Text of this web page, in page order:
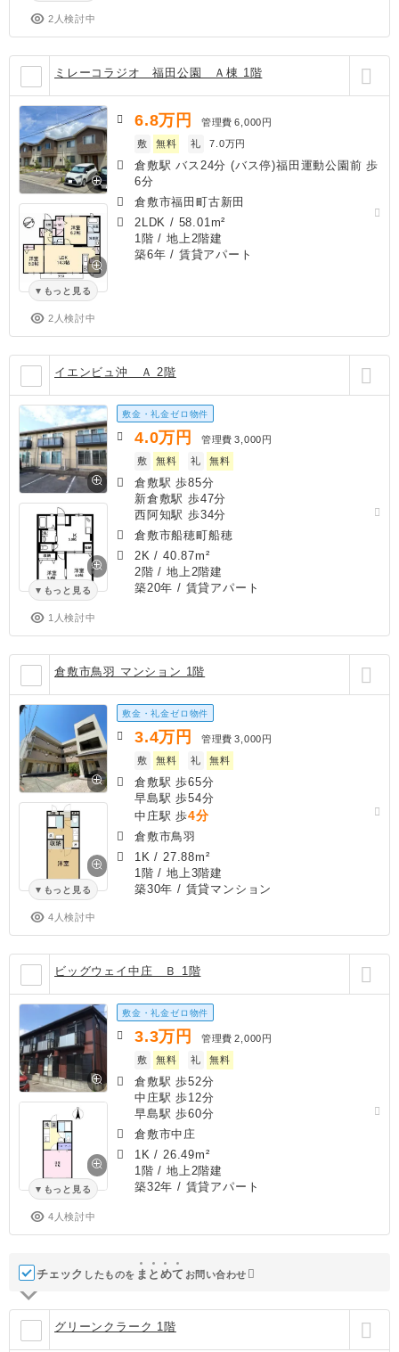
2人検討中
ミレーコラジオ 福田公園 Ａ棟 1階
もっと見る
2人検討中
6.8万円 管理費 6,000円
敷
無料 礼 7.0万円
倉敷駅 バス24分 (バス停)福田運動公園前 歩
6分
倉敷市福田町古新田
2LDK / 58.01m²
1階 / 地上2階建
築6年 / 賃貸アパート
イエンビュ沖 Ａ 2階
もっと見る
1人検討中
敷金・礼金ゼロ物件
4.0万円 管理費 3,000円
敷
無料 礼 無料
倉敷駅 歩85分
新倉敷駅 歩47分
西阿知駅 歩34分
倉敷市船穂町船穂
2K /40.87m²
2階 / 地上2階建
築20年 / 賃貸アパート
倉敷市鳥羽 マンション 1階
もっと見る
4人検討中
敷金・礼金ゼロ物件
3.4万円 管理費 3,000円
敷
無料 礼 無料
倉敷駅 歩65分
早島駅 歩54分
中庄駅 歩4分
倉敷市鳥羽
1K / 27.88m²
1階 / 地上3階建
築30年 / 賃貸マンション
ビッグウェイ中庄 Ｂ 1階
もっと見る
4人検討中
敷金・礼金ゼロ物件
3.3万円 管理費 2,000円
敷
無料 礼 無料
倉敷駅 歩52分
中庄駅 歩12分
早島駅 歩60分
倉敷市中庄
1K / 26.49m²
1階 / 地上2階建
築32年 / 賃貸アパート
チェック したものを ま と めて お問い合わせ
グリーンクラーク 1階